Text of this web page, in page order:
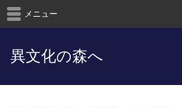
異文化の森へ
メニュー